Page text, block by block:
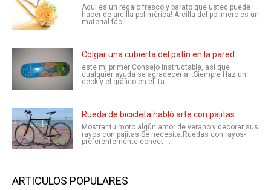
Aquí es un regalo fresco y barato que usted puede
hacer de arcilla polimérica! Arcilla del polímero es un
material fácil ...
Colgar una cubierta del patín en la pared
este mi primer Consejo instructable, así que
cualquier ayuda se agradecería...Siempre Haz un
deck y el gráfico en él, ta ...
Rueda de bicicleta habló arte con pajitas.
Mostrar tu moto algún amor de verano y decorar sus
rayos con pajitas.Se necesita:Ruedas con rayos-
preferentemente conect ...
ARTICULOS POPULARES